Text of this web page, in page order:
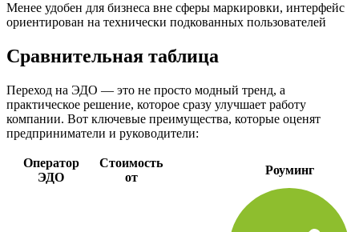
Менее удобен для бизнеса вне сферы маркировки, интерфейс
ориентирован на технически подкованных пользователей
Сравнительная таблица
Переход на ЭДО — это не просто модный тренд, а
практическое решение, которое сразу улучшает работу
компании. Вот ключевые преимущества, которые оценят
предприниматели и руководители:
Оператор
ЭДО
Стоимость
от
Роуминг